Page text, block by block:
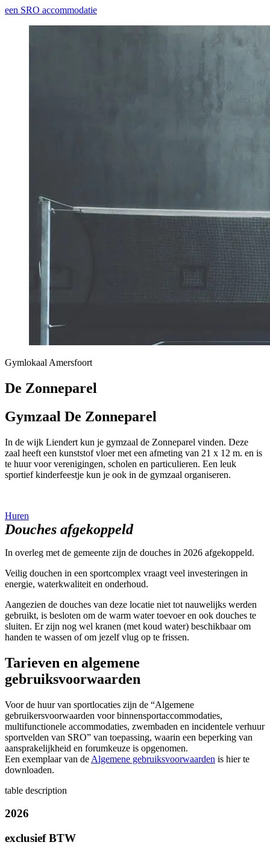
een SRO accommodatie
Gymlokaal Amersfoort
De Zonneparel
Gymzaal De Zonneparel
In de wijk Liendert kun je gymzaal de Zonneparel vinden. Deze
zaal heeft een kunststof vloer met een afmeting van 21 x 12 m. en is
te huur voor verenigingen, scholen en particulieren. Een leuk
sportief kinderfeestje kun je ook in de gymzaal organiseren.
Huren
Douches afgekoppeld
In overleg met de gemeente zijn de douches in 2026 afgekoppeld.
Veilig douchen in een sportcomplex vraagt veel investeringen in
energie, waterkwaliteit en onderhoud.
Aangezien de douches van deze locatie niet tot nauwelijks werden
gebruikt, is besloten om de warm water toevoer en ook douches te
sluiten. Er zijn nog wel kranen (met koud water) beschikbaar om
handen te wassen of om jezelf vlug op te frissen.
Tarieven en algemene
gebruiksvoorwaarden
Voor de huur van sportlocaties zijn de “Algemene
gebruikersvoorwaarden voor binnensportaccommodaties,
multifunctionele accommodaties, zwembaden en incidentele verhuur
sportvelden van SRO” van toepassing, waarin een beperking van
aansprakelijkheid en forumkeuze is opgenomen.
Een exemplaar van de Algemene gebruiksvoorwaarden is hier te
downloaden.
table description
2026
exclusief BTW